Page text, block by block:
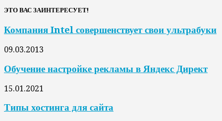
ЭТО ВАС ЗАИНТЕРЕСУЕТ!
Компания Intel совершенствует свои ультрабуки
09.03.2013
Обучение настройке рекламы в Яндекс Директ
15.01.2021
Типы хостинга для сайта